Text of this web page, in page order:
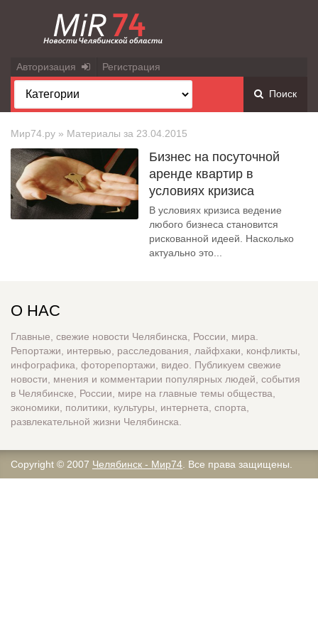
Авторизация Регистрация
Поиск
Мир74.ру » Материалы за 23.04.2015
Бизнес на посуточной
аренде квартир в
условиях кризиса
В условиях кризиса ведение
любого бизнеса становится
рискованной идеей. Насколько
актуально это...
О НАС
Главные, свежие новости Челябинска, России, мира.
Репортажи, интервью, расследования, лайфхаки, конфликты,
инфографика, фоторепортажи, видео. Публикуем свежие
новости, мнения и комментарии популярных людей, события
в Челябинске, России, мире на главные темы общества,
экономики, политики, культуры, интернета, спорта,
развлекательной жизни Челябинска.
Copyright © 2007 Челябинск - Мир74 . Все права защищены.